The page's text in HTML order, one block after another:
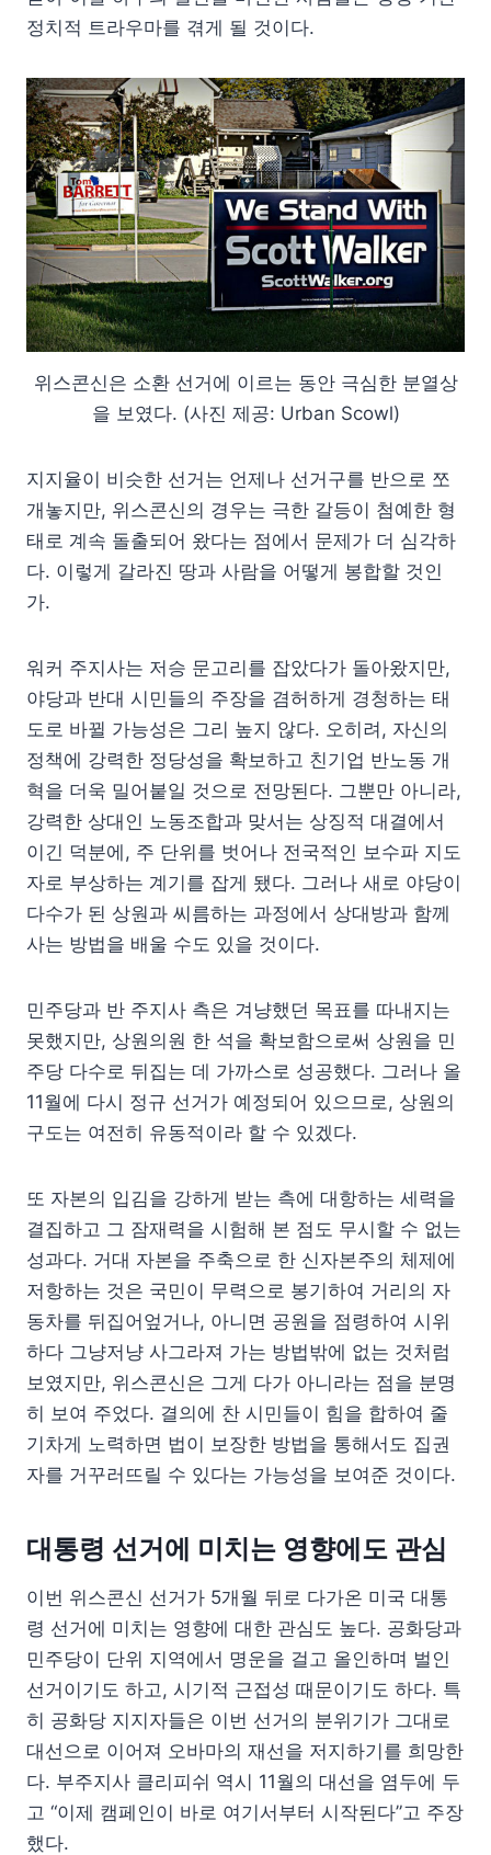
정치적 트라우마를 겪게 될 것이다.
위스콘신은 소환 선거에 이르는 동안 극심한 분열상
을 보였다. (사진 제공: Urban Scowl)
지지율이 비슷한 선거는 언제나 선거구를 반으로 쪼
개놓지만, 위스콘신의 경우는 극한 갈등이 첨예한 형
태로 계속 돌출되어 왔다는 점에서 문제가 더 심각하
다. 이렇게 갈라진 땅과 사람을 어떻게 봉합할 것인
가.
워커 주지사는 저승 문고리를 잡았다가 돌아왔지만,
야당과 반대 시민들의 주장을 겸허하게 경청하는 태
도로 바뀔 가능성은 그리 높지 않다. 오히려, 자신의
정책에 강력한 정당성을 확보하고 친기업 반노동 개
혁을 더욱 밀어붙일 것으로 전망된다. 그뿐만 아니라,
강력한 상대인 노동조합과 맞서는 상징적 대결에서
이긴 덕분에, 주 단위를 벗어나 전국적인 보수파 지도
자로 부상하는 계기를 잡게 됐다. 그러나 새로 야당이
다수가 된 상원과 씨름하는 과정에서 상대방과 함께
사는 방법을 배울 수도 있을 것이다.
민주당과 반 주지사 측은 겨냥했던 목표를 따내지는
못했지만, 상원의원 한 석을 확보함으로써 상원을 민
주당 다수로 뒤집는 데 가까스로 성공했다. 그러나 올
11월에 다시 정규 선거가 예정되어 있으므로, 상원의
구도는 여전히 유동적이라 할 수 있겠다.
또 자본의 입김을 강하게 받는 측에 대항하는 세력을
결집하고 그 잠재력을 시험해 본 점도 무시할 수 없는
성과다. 거대 자본을 주축으로 한 신자본주의 체제에
저항하는 것은 국민이 무력으로 봉기하여 거리의 자
동차를 뒤집어엎거나, 아니면 공원을 점령하여 시위
하다 그냥저냥 사그라져 가는 방법밖에 없는 것처럼
보였지만, 위스콘신은 그게 다가 아니라는 점을 분명
히 보여 주었다. 결의에 찬 시민들이 힘을 합하여 줄
기차게 노력하면 법이 보장한 방법을 통해서도 집권
자를 거꾸러뜨릴 수 있다는 가능성을 보여준 것이다.
대통령 선거에 미치는 영향에도 관심
이번 위스콘신 선거가 5개월 뒤로 다가온 미국 대통
령 선거에 미치는 영향에 대한 관심도 높다. 공화당과
민주당이 단위 지역에서 명운을 걸고 올인하며 벌인
선거이기도 하고, 시기적 근접성 때문이기도 하다. 특
히 공화당 지지자들은 이번 선거의 분위기가 그대로
대선으로 이어져 오바마의 재선을 저지하기를 희망한
다. 부주지사 클리피쉬 역시 11월의 대선을 염두에 두
고 “이제 캠페인이 바로 여기서부터 시작된다”고 주장
했다.